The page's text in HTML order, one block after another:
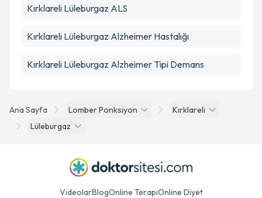
Ana Sayfa Lomber Ponksiyon
Kırklareli
Lüleburgaz
Kırklareli Lüleburgaz ALS
Kırklareli Lüleburgaz Alzheimer Hastalığı
Kırklareli Lüleburgaz Alzheimer Tipi Demans
VideolarBlogOnline TerapiOnline Diyet